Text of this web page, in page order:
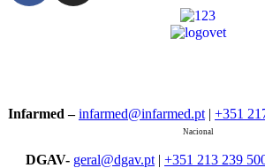
Infarmed –infarmed@infarmed.pt | +351
Nacional
DGAV- geral@dgav.pt | +351 213 239